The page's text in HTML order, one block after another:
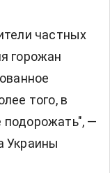
частных
горожан
того, в
—
Украины